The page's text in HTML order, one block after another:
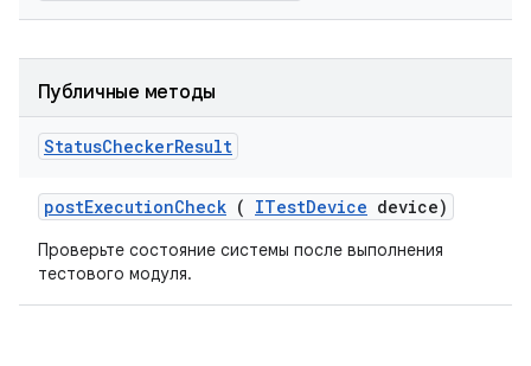
Публичные методы
StatusCheckerResult
postExecutionCheck ( ITestDevice device)
Проверьте состояние системы после выполнения
тестового модуля.